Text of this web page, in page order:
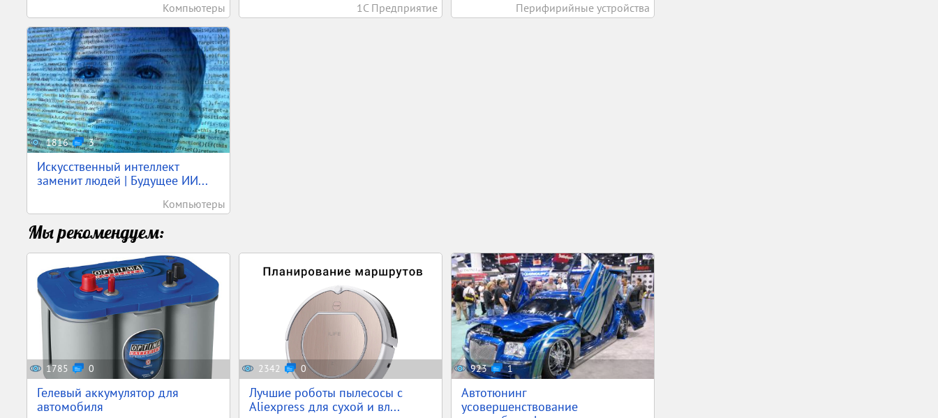
Компьютеры 1С Предприятие Перифирийные устройства
1816 3
Искусственный интеллект
заменит людей | Будущее ИИ...
Компьютеры
Мы рекомендуем:
1785 0
Гелевый аккумулятор для
автомобиля
2342 0
Лучшие роботы пылесосы с
Aliexpress для сухой и вл...
923 1
Автотюнинг
усовершенствование